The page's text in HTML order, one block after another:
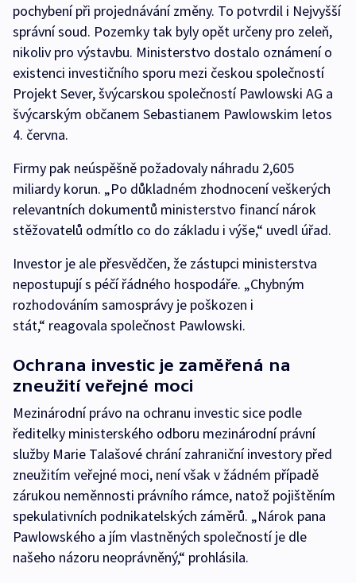
pochybení při projednávání změny. To potvrdil i Nejvyšší
správní soud. Pozemky tak byly opět určeny pro zeleň,
nikoliv pro výstavbu. Ministerstvo dostalo oznámení o
existenci investičního sporu mezi českou společností
Projekt Sever, švýcarskou společností Pawlowski AG a
švýcarským občanem Sebastianem Pawlowskim letos
4. června.
Firmy pak neúspěšně požadovaly náhradu 2,605
miliardy korun. „Po důkladném zhodnocení veškerých
relevantních dokumentů ministerstvo financí nárok
stěžovatelů odmítlo co do základu i výše,“ uvedl úřad.
Investor je ale přesvědčen, že zástupci ministerstva
nepostupují s péčí řádného hospodáře. „Chybným
rozhodováním samosprávy je poškozen i
stát,“ reagovala společnost Pawlowski.
Ochrana investic je zaměřená na
zneužití veřejné moci
Mezinárodní právo na ochranu investic sice podle
ředitelky ministerského odboru mezinárodní právní
služby Marie Talašové chrání zahraniční investory před
zneužitím veřejné moci, není však v žádném případě
zárukou neměnnosti právního rámce, natož pojištěním
spekulativních podnikatelských záměrů. „Nárok pana
Pawlowského a jím vlastněných společností je dle
našeho názoru neoprávněný,“ prohlásila.